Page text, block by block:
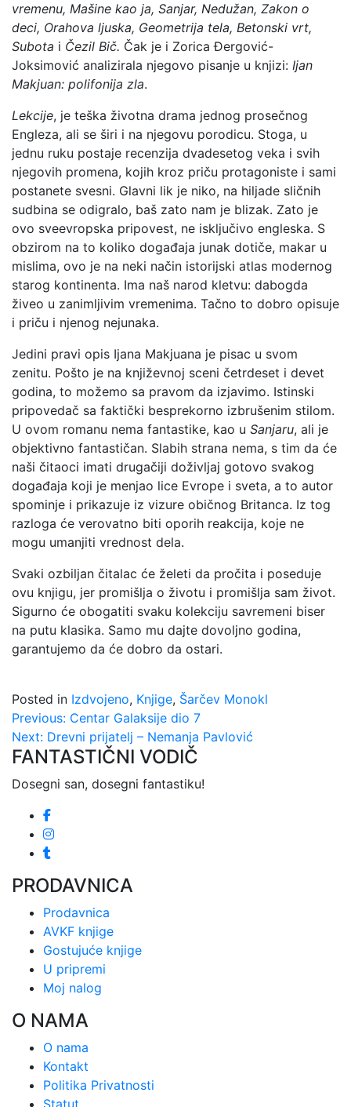
vremenu, Mašine kao ja, Sanjar, Nedužan, Zakon o
deci, Orahova ljuska, Geometrija tela, Betonski vrt,
Subota i Čezil Bič. Čak je i Zorica Đergović-
Joksimović analizirala njegovo pisanje u knjizi: Ijan
Makjuan: polifonija zla.
Lekcije, je teška životna drama jednog prosečnog
Engleza, ali se širi i na njegovu porodicu. Stoga, u
jednu ruku postaje recenzija dvadesetog veka i svih
njegovih promena, kojih kroz priču protagoniste i sami
postanete svesni. Glavni lik je niko, na hiljade sličnih
sudbina se odigralo, baš zato nam je blizak. Zato je
ovo sveevropska pripovest, ne isključivo engleska. S
obzirom na to koliko događaja junak dotiče, makar u
mislima, ovo je na neki način istorijski atlas modernog
starog kontinenta. Ima naš narod kletvu: dabogda
živeo u zanimljivim vremenima. Tačno to dobro opisuje
i priču i njenog nejunaka.
Jedini pravi opis Ijana Makjuana je pisac u svom
zenitu. Pošto je na književnoj sceni četrdeset i devet
godina, to možemo sa pravom da izjavimo. Istinski
pripovedač sa faktički besprekorno izbrušenim stilom.
U ovom romanu nema fantastike, kao u Sanjaru, ali je
objektivno fantastičan. Slabih strana nema, s tim da će
naši čitaoci imati drugačiji doživljaj gotovo svakog
događaja koji je menjao lice Evrope i sveta, a to autor
spominje i prikazuje iz vizure običnog Britanca. Iz tog
razloga će verovatno biti oporih reakcija, koje ne
mogu umanjiti vrednost dela.
Svaki ozbiljan čitalac će želeti da pročita i poseduje
ovu knjigu, jer promišlja o životu i promišlja sam život.
Sigurno će obogatiti svaku kolekciju savremeni biser
na putu klasika. Samo mu dajte dovoljno godina,
garantujemo da će dobro da ostari.
Posted in Izdvojeno, Knjige, Šarčev Monokl
Kretanje
članka
Previous: Centar Galaksije dio 7
Next: Drevni prijatelj – Nemanja Pavlović
FANTASTIČNI VODIČ
Dosegni san, dosegni fantastiku!
PRODAVNICA
Prodavnica
AVKF knjige
Gostujuće knjige
U pripremi
Moj nalog
O NAMA
O nama
Kontakt
Politika Privatnosti